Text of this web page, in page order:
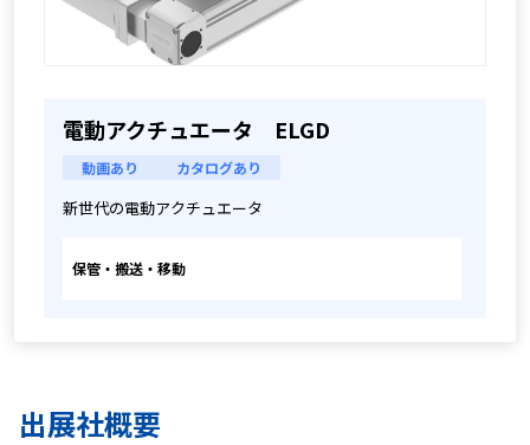
電動アクチュエータ ELGD
動画あり カタログあり
新世代の電動アクチュエータ
保管・搬送・移動
出展社概要